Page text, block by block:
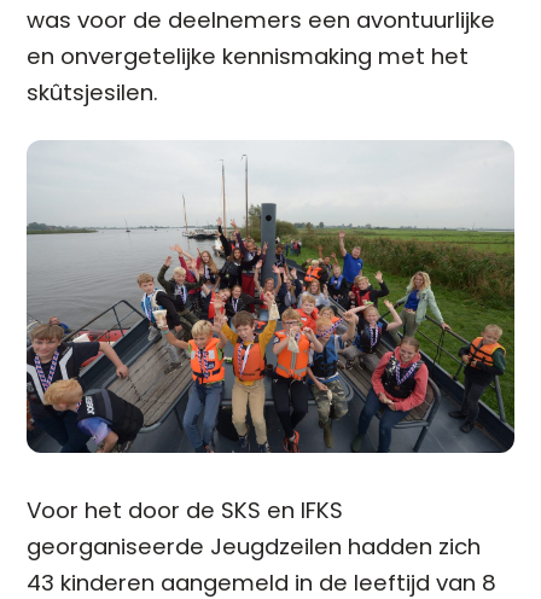
was voor de deelnemers een avontuurlijke
en onvergetelijke kennismaking met het
skûtsjesilen.
Voor het door de SKS en IFKS
georganiseerde Jeugdzeilen hadden zich
43 kinderen aangemeld in de leeftijd van 8